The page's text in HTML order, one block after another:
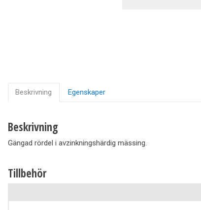
Beskrivning Egenskaper
Beskrivning
Gängad rördel i avzinkningshärdig mässing.
Tillbehör